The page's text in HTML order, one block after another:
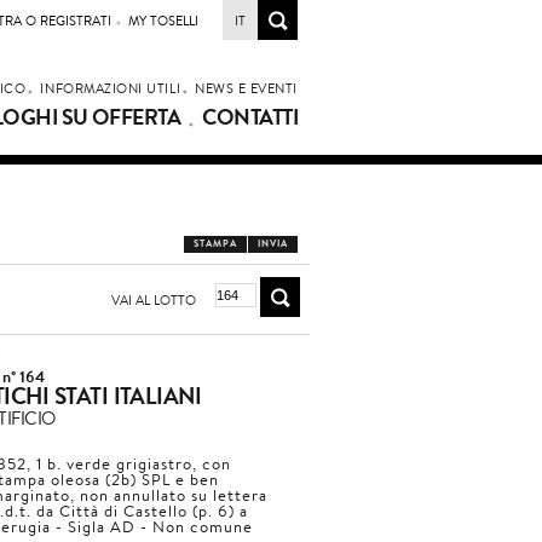
IT
O REGISTRATI MY TOSELLI
NEWS E EVENTI
INFORMAZIONI UTILI
SU OFFERTA CONTATTI
INVIA
STAMPA
VAI AL LOTTO
164
STATI ITALIANI
1 b. verde grigiastro, con
oleosa (2b) SPL e ben
non annullato su lettera
da Città di Castello (p. 6) a
- Sigla AD - Non comune